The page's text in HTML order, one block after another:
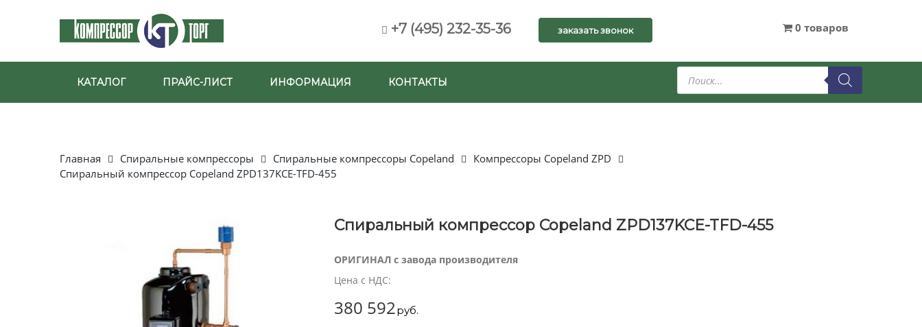
+7 (495) 232-35-36 заказать звонок 0 товаров
КАТАЛОГ ПРАЙС-ЛИСТ ИНФОРМАЦИЯ КОНТАКТЫ
Поиск
товаров
Главная Спиральные компрессоры Спиральные компрессоры Copeland
Компрессоры Copeland ZPD
Спиральный компрессор Copeland ZPD137KCE-TFD-455
Спиральный компрессор Copeland ZPD137KCE-TFD-455
ОРИГИНАЛ с завода производителя
Цена с НДС:
380 592руб.